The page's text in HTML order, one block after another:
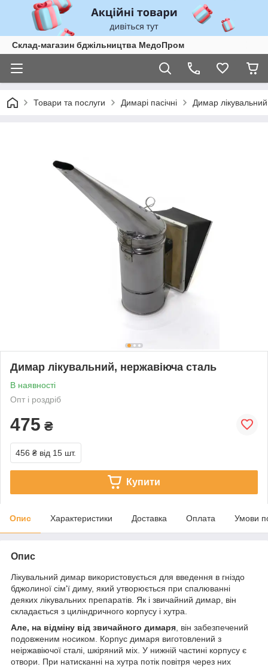
Склад-магазин бджільництва МедоПром
Товари та послуги Димарі пасічні Димар
Димар лікувальний, нержавіюча сталь
В наявності
Опт і роздріб
475 ₴
456 ₴ від 15 шт.
Купити
Опис Характеристики Доставка Оплата Умови
Опис
Лікувальний димар використовується для введення в гніздо
бджолиної сім'ї диму, який утворюється при спалюванні
деяких лікувальних препаратів. Як і звичайний димар, він
складається з циліндричного корпусу і хутра.
Але, на відміну від звичайного димаря , він забезпечений
подовженим носиком. Корпус димаря виготовлений з
неіржавіючої сталі, шкіряний міх. У нижній частині корпусу є
отвори. При натисканні на хутра потік повітря через них